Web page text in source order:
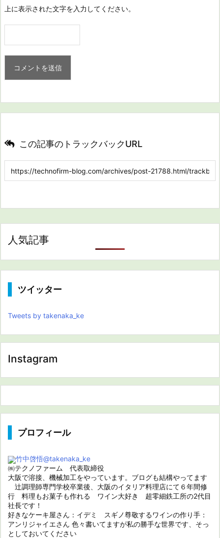
上に表示された文字を入力してください。
この記事のトラックバックURL
人気記事
ツイッター
Tweets by takenaka_ke
Instagram
プロフィール
竹中啓悟@takenaka_ke
㈱テクノファーム 代表取締役
大阪で溶接、機械加工をやっています。ブログも結構やってます
辻調理師専門学校卒業後、大阪のイタリア料理店にて６年間修
行 料理もお菓子も作れる ワイン大好き 超零細鉄工所の2代目
社長です！
好きなケーキ屋さん：イデミ スギノ尊敬するワインの作り手：
アンリジャイエさん 色々書いてますが私の勝手な世界です、そっ
としておいてください